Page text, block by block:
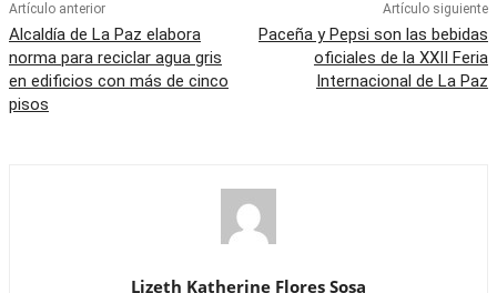
Artículo anterior
Alcaldía de La Paz elabora
norma para reciclar agua gris
en edificios con más de cinco
pisos
Artículo siguiente
Paceña y Pepsi son las bebidas
oficiales de la XXII Feria
Internacional de La Paz
Lizeth Katherine Flores Sosa